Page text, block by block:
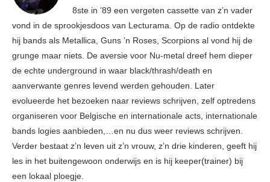
8ste in ’89 een vergeten cassette van z’n vader
vond in de sprookjesdoos van Lecturama. Op de radio ontdekte
hij bands als Metallica, Guns ’n Roses, Scorpions al vond hij de
grunge maar niets. De aversie voor Nu-metal dreef hem dieper
de echte underground in waar black/thrash/death en
aanverwante genres levend werden gehouden. Later
evolueerde het bezoeken naar reviews schrijven, zelf optredens
organiseren voor Belgische en internationale acts, internationale
bands logies aanbieden,…en nu dus weer reviews schrijven.
Verder bestaat z’n leven uit z’n vrouw, z’n drie kinderen, geeft hij
les in het buitengewoon onderwijs en is hij keeper(trainer) bij
een lokaal ploegje.